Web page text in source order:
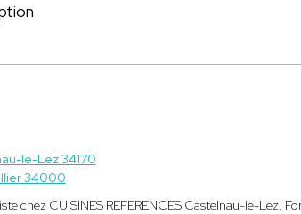
le-Lez 34170
34000
chez CUISINES REFERENCES Castelnau-le-Lez.